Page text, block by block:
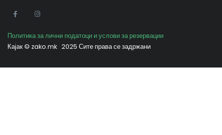
Политика за лични податоци и услови за резервации
Кајак © zako.mk 2025 Сите права се задржани